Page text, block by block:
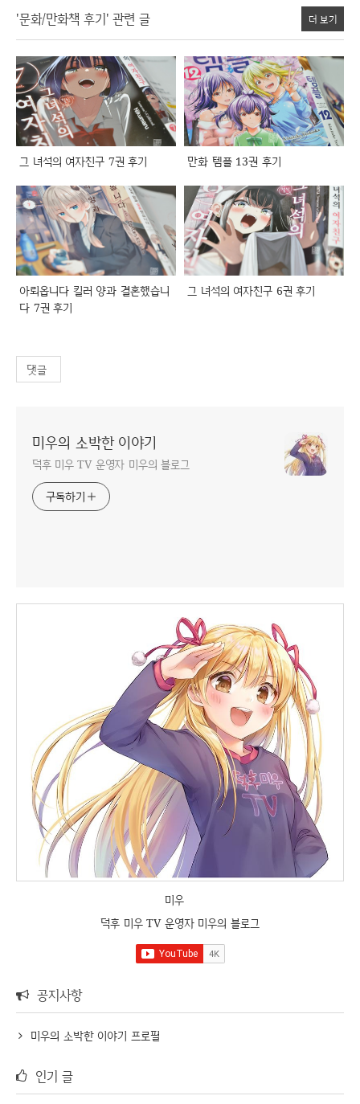
'문화/만화책 후기' 관련 글 더 보기
그 녀석의 여자친구 7권 후기 만화 템플 13권 후기
아뢰옵니다 킬러 양과 결혼했습니
다 7권 후기
그 녀석의 여자친구 6권 후기
댓글
미우의 소박한 이야기
덕후 미우 TV 운영자 미우의 블로그
구독하기
미우
덕후 미우 TV 운영자 미우의 블로그
공지사항
미우의 소박한 이야기 프로필
인기 글